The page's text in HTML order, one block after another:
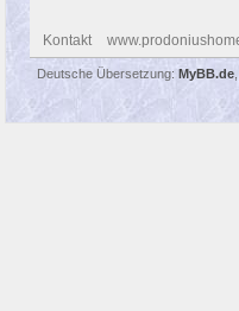
Kontakt
Deutsche Übersetzung: MyBB.de